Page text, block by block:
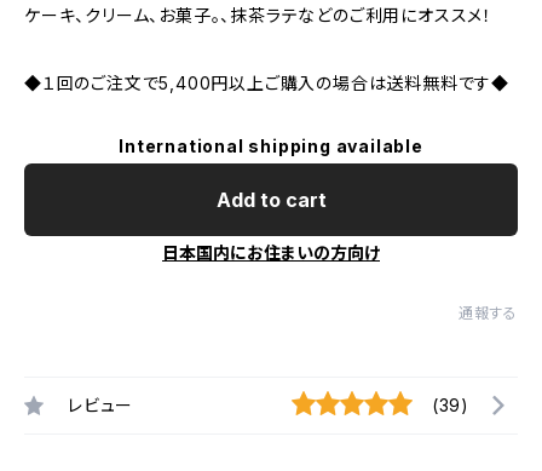
ケーキ、クリーム、お菓子。、抹茶ラテなどのご利用にオススメ！
◆１回のご注文で5,400円以上ご購入の場合は送料無料です◆
International shipping available
Add to cart
日本国内にお住まいの方向け
通報する
レビュー (39)